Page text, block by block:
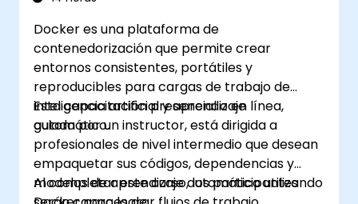
Docker es una plataforma de
contenedorización que permite crear
entornos consistentes, portátiles y
reproducibles para cargas de trabajo de
inteligencia artificial y aprendizaje
automático.
Esta capacitación presencial o en línea,
guiada por un instructor, está dirigida a
profesionales de nivel intermedio que desean
empaquetar sus códigos, dependencias y
modelos de aprendizaje automático utilizando
Al completar este curso, los participantes